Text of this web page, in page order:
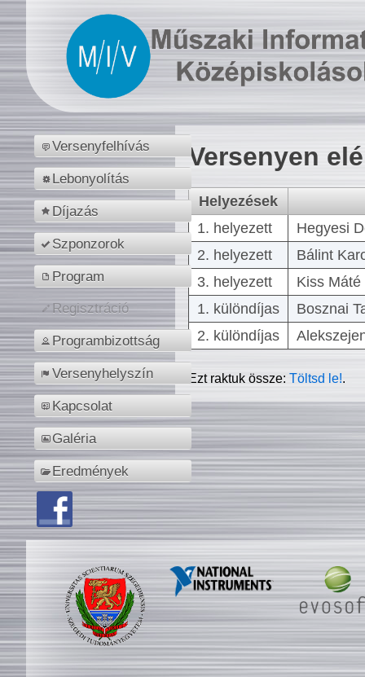
Versenyfelhívás
Lebonyolítás
Díjazás
Szponzorok
Program
Regisztráció
Programbizottság
Versenyhelyszín
Kapcsolat
Galéria
Eredmények
Versenyen
Helyezések
1. helyezett
Hegyesi
2. helyezett
Bálint
3. helyezett
Kiss
1. különdíjas
Bosznai
2. különdíjas
Ezt raktuk össze:Töltsd le!.